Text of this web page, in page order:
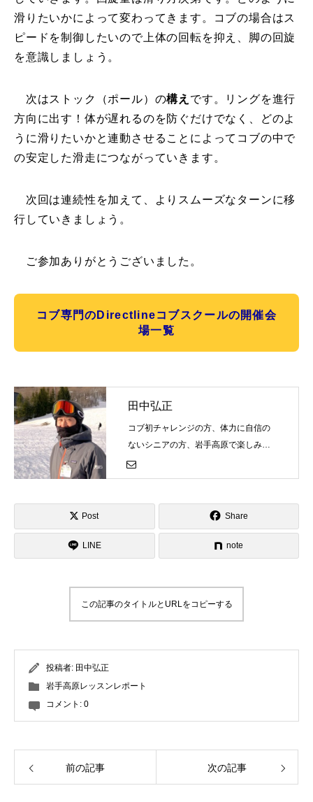
滑りたいかによって変わってきます。コブの場合はス
ピードを制御したいので上体の回転を抑え、脚の回旋
を意識しましょう。
次はストック（ポール）の構え です。リングを進行
方向に出す！体が遅れるのを防ぐだけでなく、どのよ
うに滑りたいかと連動させることによってコブの中で
の安定した滑走につながっていきます。
次回は連続性を加えて、よりスムーズなターンに移
行していきましょう。
ご参加ありがとうございました。
コブ専門のDirectlineコブスクールの開催会
場一覧
田中弘正
コブ初チャレンジの方、体力に自信の
ないシニアの方、岩手高原で楽しみな
がらコブにチャレンジしましょう！
Post Share
LINE note
この記事のタイトルとURLをコピーする
投稿者: 田中弘正
岩手高原レッスンレポート
コメント: 0
前の記事 次の記事